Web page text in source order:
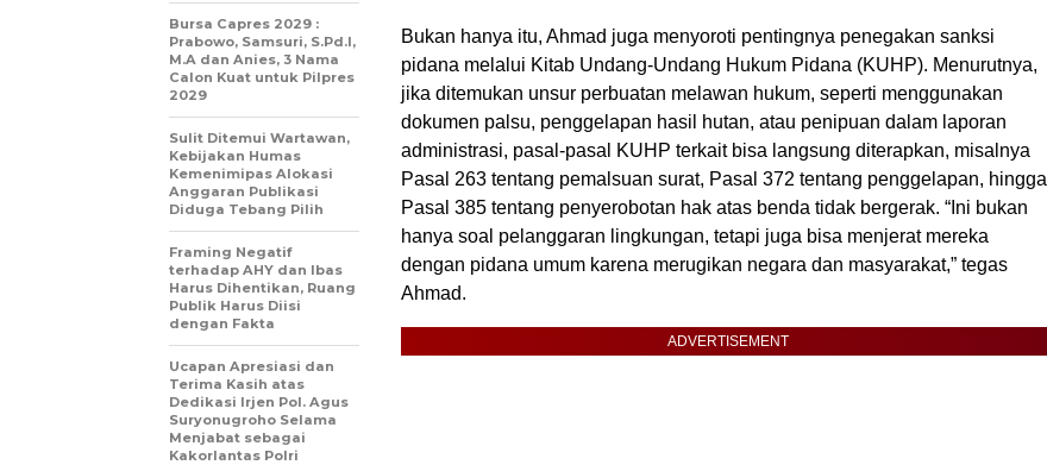
Bukan hanya itu, Ahmad juga menyoroti pentingnya penegakan sanksi
pidana melalui Kitab Undang-Undang Hukum Pidana (KUHP). Menurutnya,
jika ditemukan unsur perbuatan melawan hukum, seperti menggunakan
dokumen palsu, penggelapan hasil hutan, atau penipuan dalam laporan
administrasi, pasal-pasal KUHP terkait bisa langsung diterapkan, misalnya
Pasal 263 tentang pemalsuan surat, Pasal 372 tentang penggelapan, hingga
Pasal 385 tentang penyerobotan hak atas benda tidak bergerak. “Ini bukan
hanya soal pelanggaran lingkungan, tetapi juga bisa menjerat mereka
dengan pidana umum karena merugikan negara dan masyarakat,” tegas
Ahmad.
ADVERTISEMENT
Bursa Capres 2029 :
Prabowo, Samsuri, S.Pd.I,
M.A dan Anies, 3 Nama
Calon Kuat untuk Pilpres
2029
Sulit Ditemui Wartawan,
Kebijakan Humas
Kemenimipas Alokasi
Anggaran Publikasi
Diduga Tebang Pilih
Framing Negatif
terhadap AHY dan Ibas
Harus Dihentikan, Ruang
Publik Harus Diisi
dengan Fakta
Ucapan Apresiasi dan
Terima Kasih atas
Dedikasi Irjen Pol. Agus
Suryonugroho Selama
Menjabat sebagai
Kakorlantas Polri